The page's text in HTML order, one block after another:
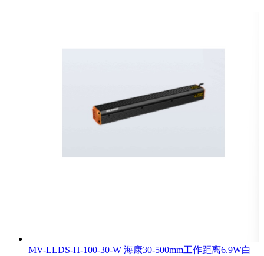
MV-LLDS-H-100-30-W 海康30-500mm工作距离6.9W白